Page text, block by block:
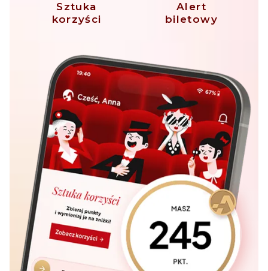
Sztuka
korzyści
Alert
biletowy